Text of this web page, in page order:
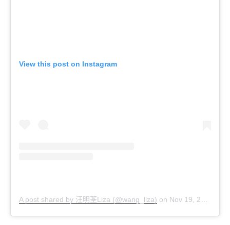
View this post on Instagram
A post shared by 汪明荃Liza (@wang_liza) on Nov 19, 2018 at 3:29am PST